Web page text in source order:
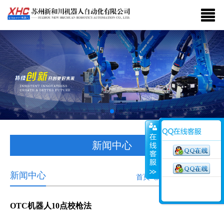
新闻中心
新闻中心 首页>新闻中心>行业新闻
OTC机器人10点校枪法